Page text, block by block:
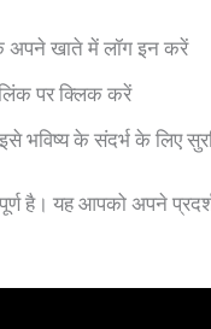
अपने खाते में लॉग इन करें
पर क्लिक करें
भविष्य के संदर्भ के लिए
है। यह आपको अपने